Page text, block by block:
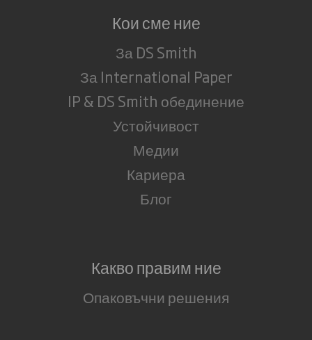
Кои сме ние
За DS Smith
За International Paper
IP & DS Smith обединение
Устойчивост
Медии
Кариера
Блог
Какво правим ние
Опаковъчни решения